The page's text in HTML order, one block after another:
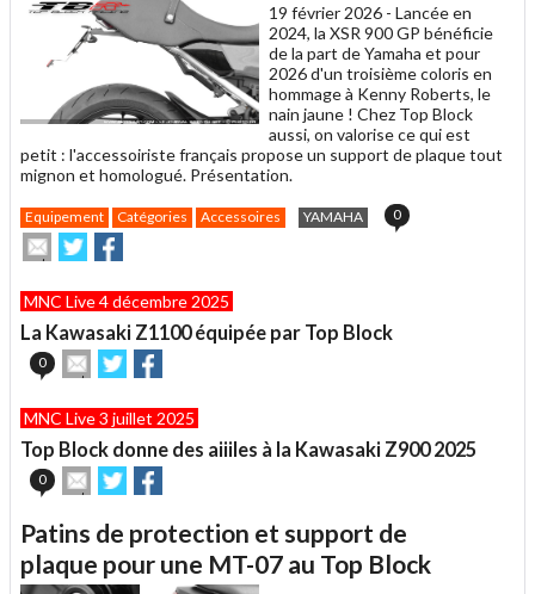
19 février 2026 - Lancée en
2024, la XSR 900 GP bénéficie
de la part de Yamaha et pour
2026 d'un troisième coloris en
hommage à Kenny Roberts, le
nain jaune ! Chez Top Block
aussi, on valorise ce qui est
petit : l'accessoiriste français propose un support de plaque tout
mignon et homologué. Présentation.
Equipement Catégories Accessoires YAMAHA 0
Envoyer
cet
à
un
ami
Partager
sur
sur
MNC Live 4 décembre 2025
La Kawasaki Z1100 équipée par Top Block
0
Envoyer
cet
à
un
ami
Partager
sur sur
MNC Live 3 juillet 2025
Top Block donne des aiiiles à la Kawasaki Z900 2025
0
Envoyer
cet
à
un
ami
Partager
sur sur
Patins de protection et support de
plaque pour une MT-07 au Top Block